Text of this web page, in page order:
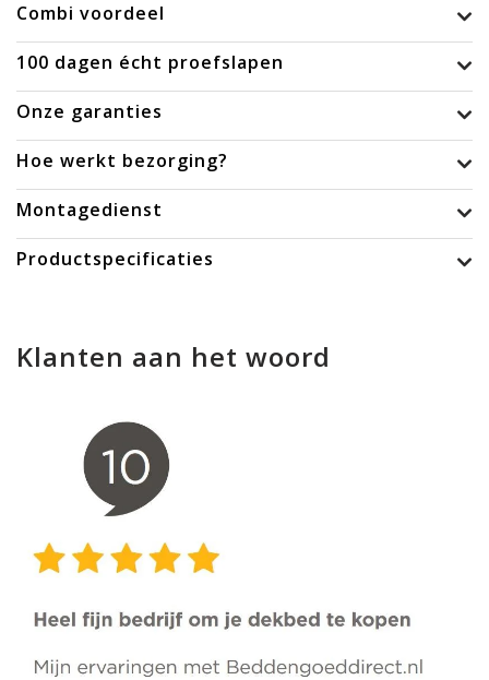
Combi voordeel
100 dagen écht proefslapen
Onze garanties
Hoe werkt bezorging?
Montagedienst
Productspecificaties
Klanten aan het woord